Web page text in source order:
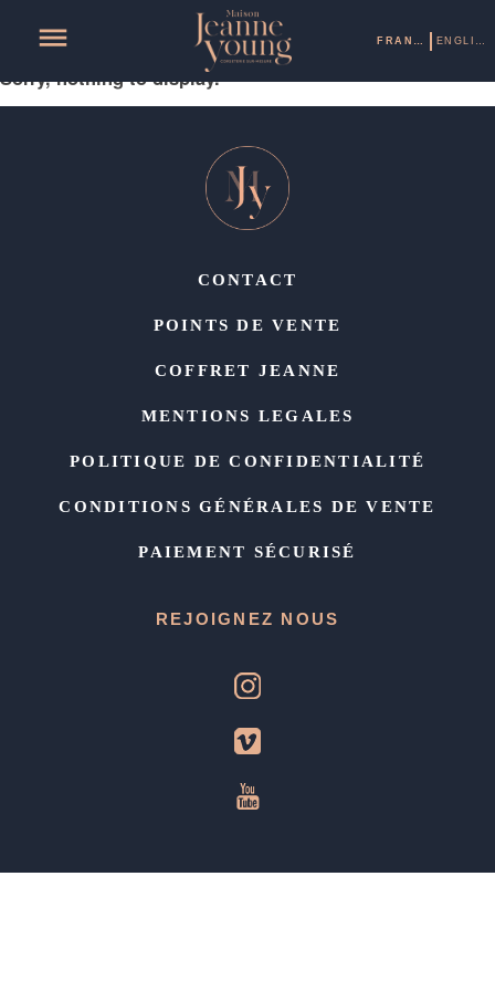
Archives
Sorry, nothing to display.
CONTACT
POINTS DE VENTE
COFFRET JEANNE
MENTIONS LEGALES
POLITIQUE DE CONFIDENTIALITÉ
CONDITIONS GÉNÉRALES DE VENTE
PAIEMENT SÉCURISÉ
REJOIGNEZ NOUS